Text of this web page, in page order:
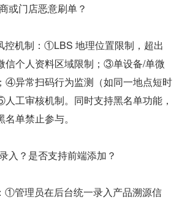
或门店恶意刷单？
控机制：①LBS 地理位置限制，超出
个人资料区域限制；③单设备/单微
④异常扫码行为监测（如同一地点短时
工审核机制。同时支持黑名单功能，
单禁止参与。
入？是否支持前端添加？
①管理员在后台统一录入产品溯源信